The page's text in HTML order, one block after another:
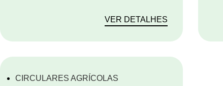
VER DETALHES
CIRCULARES AGRÍCOLAS